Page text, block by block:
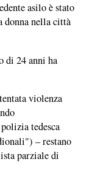
asilo è stato
donna nella città
di 24 anni ha
violenza
tedesca
– restano
parziale di